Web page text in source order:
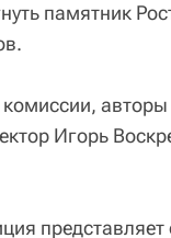
памятник
Игорь